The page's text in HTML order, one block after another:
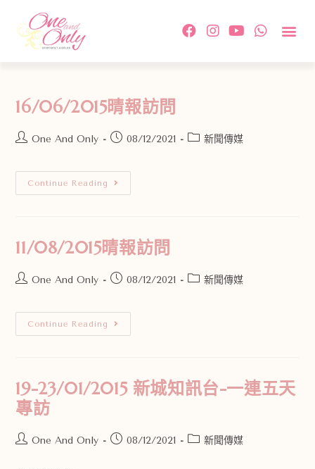
16/06/2015晴報訪問
One And Only 08/12/2021 新聞傳媒
Continue Reading
11/08/2015晴報訪問
One And Only 08/12/2021 新聞傳媒
Continue Reading
19-23/01/2015 新城知訊台-一連五天
專訪
One And Only 08/12/2021 新聞傳媒